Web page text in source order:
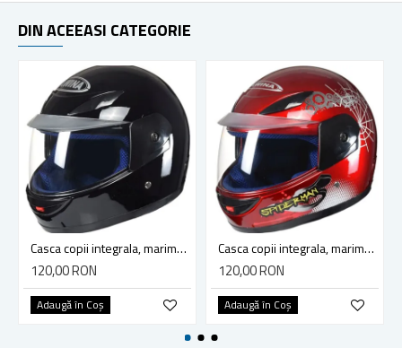
DIN ACEEASI CATEGORIE
Casca copii integrala, marime 47-48 cm, culoare negru
120,00 RON
Adaugă în Coş
Casca copii integrala, marime 47-48 cm, culoare rosu/alb
120,00 RON
Adaugă în Coş